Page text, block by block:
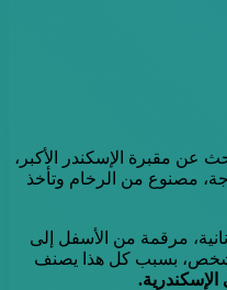
عن مقبرة الإسكندر الأكبر،
عن مدرج يتكون من 13درجة، مصنوع من الرخام وتأخذ
مرقمة من الأسفل إلى
ويمكن أن يشمل حوالي 600 شخص، بسبب كل هذا يصنف